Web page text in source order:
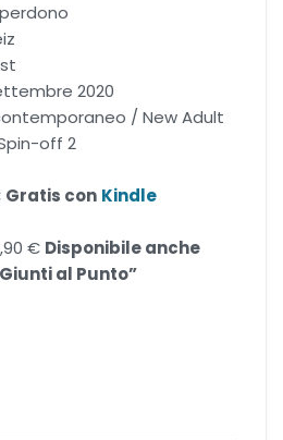
Chance romance
romance
Adult
2020
/ New Adult
off 2
Gratis con Kindle
€ Disponibile anche
al Punto”